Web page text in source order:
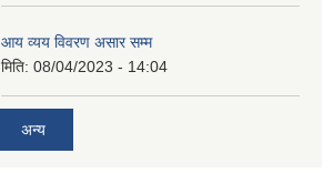
आय व्यय विवरण असार सम्म
मिति: 08/04/2023 - 14:04
अन्य